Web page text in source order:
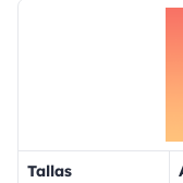
Tallas